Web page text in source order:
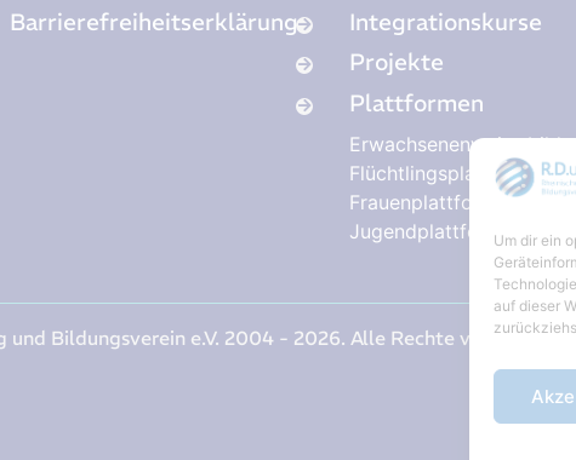
Um dir ein
auf dieser
Barrierefreiheitserklärung
Integrationskurse
Projekte
Plattformen
Flüchtlingsplattform
Frauenplattform
Jugendplattform
und Bildungsverein e.V. 2004 - 2026. Alle Rechte vorbehalten.